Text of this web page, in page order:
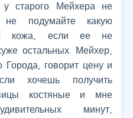
старого Мейхера не
подумайте какую
кожа, если ее не
остальных. Мейхер,
Города, говорит цену и
хочешь получить
костяные и мне
минут,